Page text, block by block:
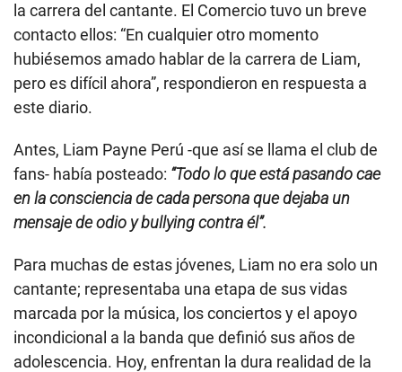
la carrera del cantante. El Comercio tuvo un breve
contacto ellos: “En cualquier otro momento
hubiésemos amado hablar de la carrera de Liam,
pero es difícil ahora”, respondieron en respuesta a
este diario.
Antes, Liam Payne Perú -que así se llama el club de
fans- había posteado: “Todo lo que está pasando cae
en la consciencia de cada persona que dejaba un
mensaje de odio y bullying contra él”.
Para muchas de estas jóvenes, Liam no era solo un
cantante; representaba una etapa de sus vidas
marcada por la música, los conciertos y el apoyo
incondicional a la banda que definió sus años de
adolescencia. Hoy, enfrentan la dura realidad de la